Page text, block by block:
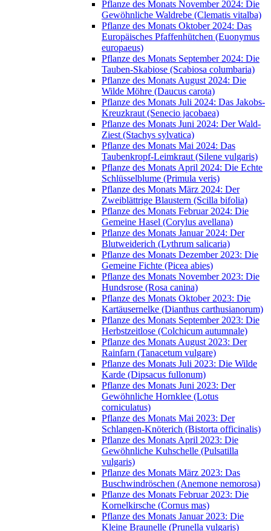
Pflanze des Monats November 2024: Die
Gewöhnliche Waldrebe (Clematis vitalba)
Pflanze des Monats Oktober 2024: Das
Europäisches Pfaffenhütchen (Euonymus
europaeus)
Pflanze des Monats September 2024: Die
Tauben-Skabiose (Scabiosa columbaria)
Pflanze des Monats August 2024: Die
Wilde Möhre (Daucus carota)
Pflanze des Monats Juli 2024: Das Jakobs-
Kreuzkraut (Senecio jacobaea)
Pflanze des Monats Juni 2024: Der Wald-
Ziest (Stachys sylvatica)
Pflanze des Monats Mai 2024: Das
Taubenkropf-Leimkraut (Silene vulgaris)
Pflanze des Monats April 2024: Die Echte
Schlüsselblume (Primula veris)
Pflanze des Monats März 2024: Der
Zweiblättrige Blaustern (Scilla bifolia)
Pflanze des Monats Februar 2024: Die
Gemeine Hasel (Corylus avellana)
Pflanze des Monats Januar 2024: Der
Blutweiderich (Lythrum salicaria)
Pflanze des Monats Dezember 2023: Die
Gemeine Fichte (Picea abies)
Pflanze des Monats November 2023: Die
Hundsrose (Rosa canina)
Pflanze des Monats Oktober 2023: Die
Kartäusernelke (Dianthus carthusianorum)
Pflanze des Monats September 2023: Die
Herbstzeitlose (Colchicum autumnale)
Pflanze des Monats August 2023: Der
Rainfarn (Tanacetum vulgare)
Pflanze des Monats Juli 2023: Die Wilde
Karde (Dipsacus fullonum)
Pflanze des Monats Juni 2023: Der
Gewöhnliche Hornklee (Lotus
corniculatus)
Pflanze des Monats Mai 2023: Der
Schlangen-Knöterich (Bistorta officinalis)
Pflanze des Monats April 2023: Die
Gewöhnliche Kuhschelle (Pulsatilla
vulgaris)
Pflanze des Monats März 2023: Das
Buschwindröschen (Anemone nemorosa)
Pflanze des Monats Februar 2023: Die
Kornelkirsche (Cornus mas)
Pflanze des Monats Januar 2023: Die
Kleine Braunelle (Prunella vulgaris)